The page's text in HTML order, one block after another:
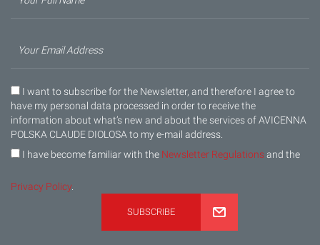
I want to subscribe for the Newsletter, and therefore I agree to
have my personal data processed in order to receive the
information about what’s new and about the services of AVICENNA
POLSKA CLAUDE DIOLOSA to my e-mail address.
I have become familiar with the Newsletter Regulationsand the
Privacy Policy
SUBSCRIBE